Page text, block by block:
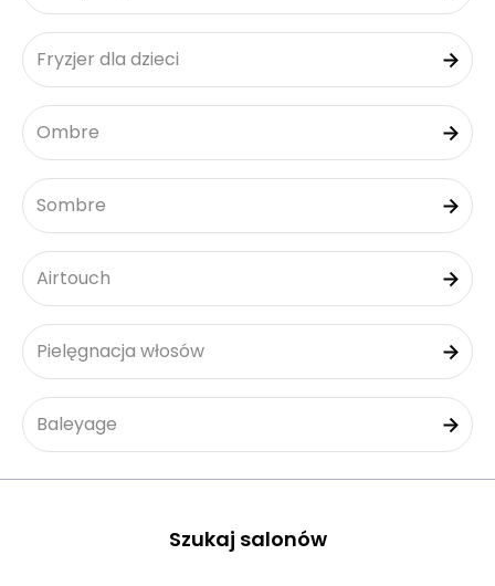
Fryzjer dla dzieci
Ombre
Sombre
Airtouch
Pielęgnacja włosów
Baleyage
Szukaj salonów